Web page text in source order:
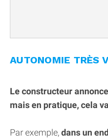
AUTONOMIE TRÈS
Le constructeur
mais en pratique, cela
Par exemple,dans un